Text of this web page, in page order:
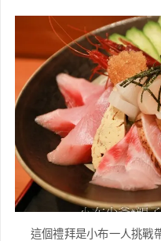
這個禮拜是小布一人挑戰